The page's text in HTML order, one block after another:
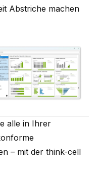
Abstriche machen
alle in Ihrer
– mit der think-cell